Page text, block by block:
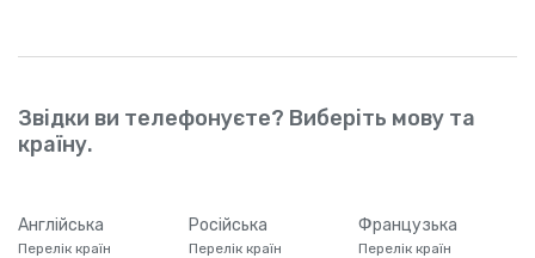
Звідки ви телефонуєте? Виберіть мову та
країну.
Англійська
Перелік країн
Російська
Перелік країн
Французька
Перелік країн